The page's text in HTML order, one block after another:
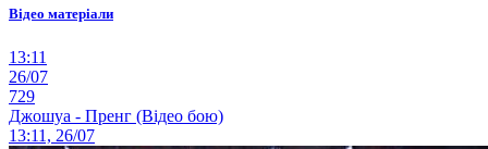
Відео матеріали
13:11
26/07
729
Джошуа - Пренг (Відео бою)
13:11, 26/07